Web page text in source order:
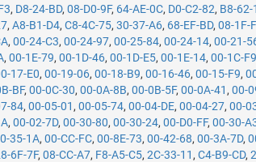
, D8-24-BD,08-D0-9F, 64-AE-0C, D0-C2-82, B8-62-
,A8-B1-D4,C8-4C-75,30-37-A6, 68-EF-BD,08-1F-
,00-24-C3,00-24-97,00-25-84,00-24-14,00-21-
,00-1E-79,00-1D-46,00-1D-E5,00-1E-14,00-1C-F9
17-E0,00-19-06,00-18-B9,00-16-46,00-15-F9,
BF,00-0C-30,00-0A-8B,00-0B-5F,00-0A-41 ,00-
84,00-05-01 ,00-05-74,00-04-DE,00-04-27,00-
,00-02-7D,00-30-80,00-30-24,00-D0-FF,00-30-
35-1A,00-CC-FC,00-8E-73,00-42-68,00-3A-7D,
6F-7F,08-CC-A7, F8-A5-C5,2C-33-11 ,C4-B9-CD,